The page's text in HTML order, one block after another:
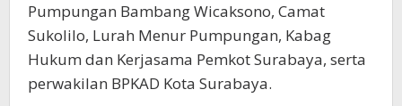
Pumpungan Bambang Wicaksono, Camat
Sukolilo, Lurah Menur Pumpungan, Kabag
Hukum dan Kerjasama Pemkot Surabaya, serta
perwakilan BPKAD Kota Surabaya.